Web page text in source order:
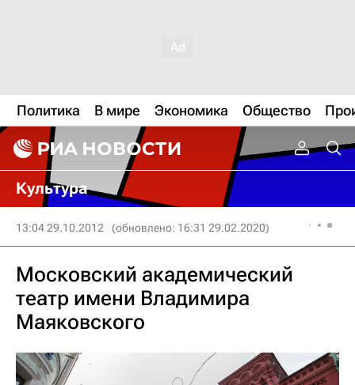
Политика В мире Экономика Общество
Культура
13:04 29.10.2012 (обновлено: 16:31 29.02.2020)
Московский академический
театр имени Владимира
Маяковского